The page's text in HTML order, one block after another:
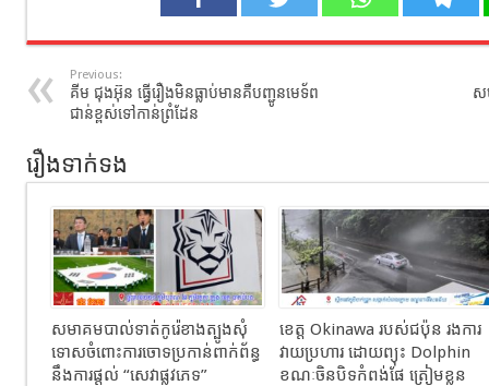
Previous:
គីម ជុងអ៊ុន ធ្វើរឿងមិនធ្លាប់មានគឺបញ្ជូនមេទ័ព
ជាន់ខ្ពស់ទៅកាន់ព្រំដែន
ស
រឿងទាក់ទង
សមាគមបាល់ទាត់កូរ៉េខាងត្បូងសុំ
ទោសចំពោះការចោទប្រកាន់ពាក់ព័ន្ធ
នឹងការផ្តល់ “សេវាផ្លូវភេទ”
ខេត្ត Okinawa របស់ជប៉ុន រងការ
វាយប្រហារ ដោយព្យុះ Dolphin
ខណៈចិនបិទកំពង់ផែ ត្រៀមខ្លួន